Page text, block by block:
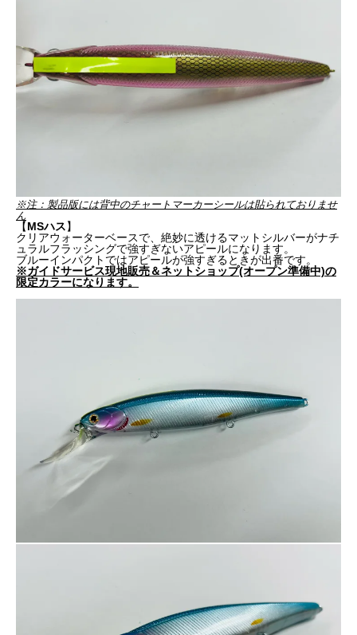
※注：製品版には背中のチャートマーカーシールは貼られておりませ
ん
【MSハス】
クリアウォーターベースで、絶妙に透けるマットシルバーがナチ
ュラルフラッシングで強すぎないアピールになります。
ブルーインパクトではアピールが強すぎるときが出番です。
※ガイドサービス現地販売＆ネットショップ(オープン準備中)の
限定カラーになります。